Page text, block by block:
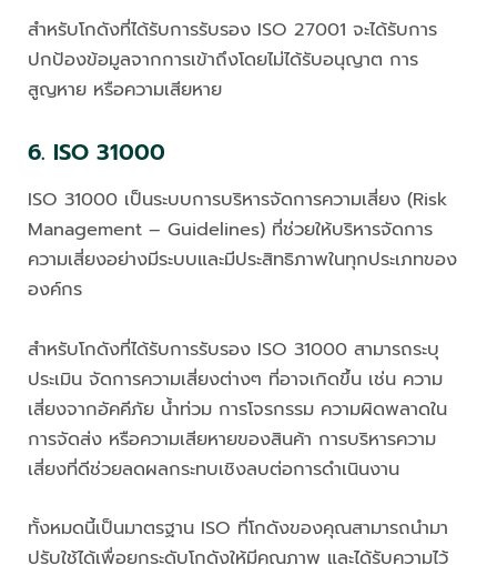
สำหรับโกดังที่ได้รับการรับรอง ISO 27001 จะได้รับการ
ปกป้องข้อมูลจากการเข้าถึงโดยไม่ได้รับอนุญาต การ
สูญหาย หรือความเสียหาย
6. ISO 31000
ISO 31000 เป็นระบบการบริหารจัดการความเสี่ยง (Risk
Management – Guidelines) ที่ช่วยให้บริหารจัดการ
ความเสี่ยงอย่างมีระบบและมีประสิทธิภาพในทุกประเภทของ
องค์กร
สำหรับโกดังที่ได้รับการรับรอง ISO 31000 สามารถระบุ
ประเมิน จัดการความเสี่ยงต่างๆ ที่อาจเกิดขึ้น เช่น ความ
เสี่ยงจากอัคคีภัย น้ำท่วม การโจรกรรม ความผิดพลาดใน
การจัดส่ง หรือความเสียหายของสินค้า การบริหารความ
เสี่ยงที่ดีช่วยลดผลกระทบเชิงลบต่อการดำเนินงาน
ทั้งหมดนี้เป็นมาตรฐาน ISO ที่โกดังของคุณสามารถนำมา
ปรับใช้ได้เพื่อยกระดับโกดังให้มีคุณภาพ และได้รับความไว้